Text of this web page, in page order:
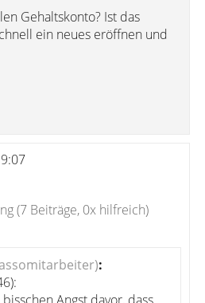
Gehaltskonto? Ist das
ein neues eröffnen und
(7 Beiträge, 0x hilfreich)
: